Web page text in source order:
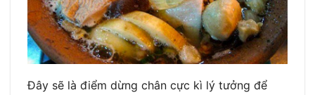
Đây sẽ là điểm dừng chân cực kì lý tưởng để